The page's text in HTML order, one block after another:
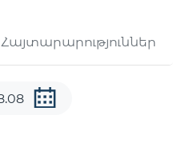
Հայտարարություններ